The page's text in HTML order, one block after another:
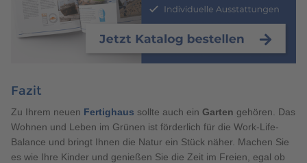
Fazit
Zu Ihrem neuen Fertighaus sollte auch ein Garten gehören. Das
Wohnen und Leben im Grünen ist förderlich für die Work-Life-
Balance und bringt Ihnen die Natur ein Stück näher. Machen Sie
es wie Ihre Kinder und genießen Sie die Zeit im Freien, egal ob